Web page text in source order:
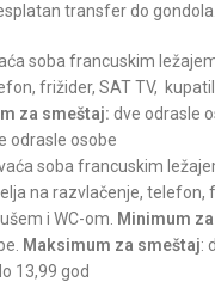
transfer do gondola.
soba francuskim
frižider, SAT TV,
za smeštaj: dve odrasle
odrasle osobe
soba francuskim
na razvlačenje, telefon,
i WC-om. Minimum
Maksimum za smeštaj:
13,99 god